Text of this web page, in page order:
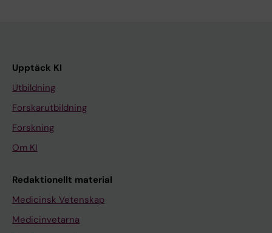
Upptäck KI
Utbildning
Forskarutbildning
Forskning
Om KI
Redaktionellt material
Medicinsk Vetenskap
Medicinvetarna